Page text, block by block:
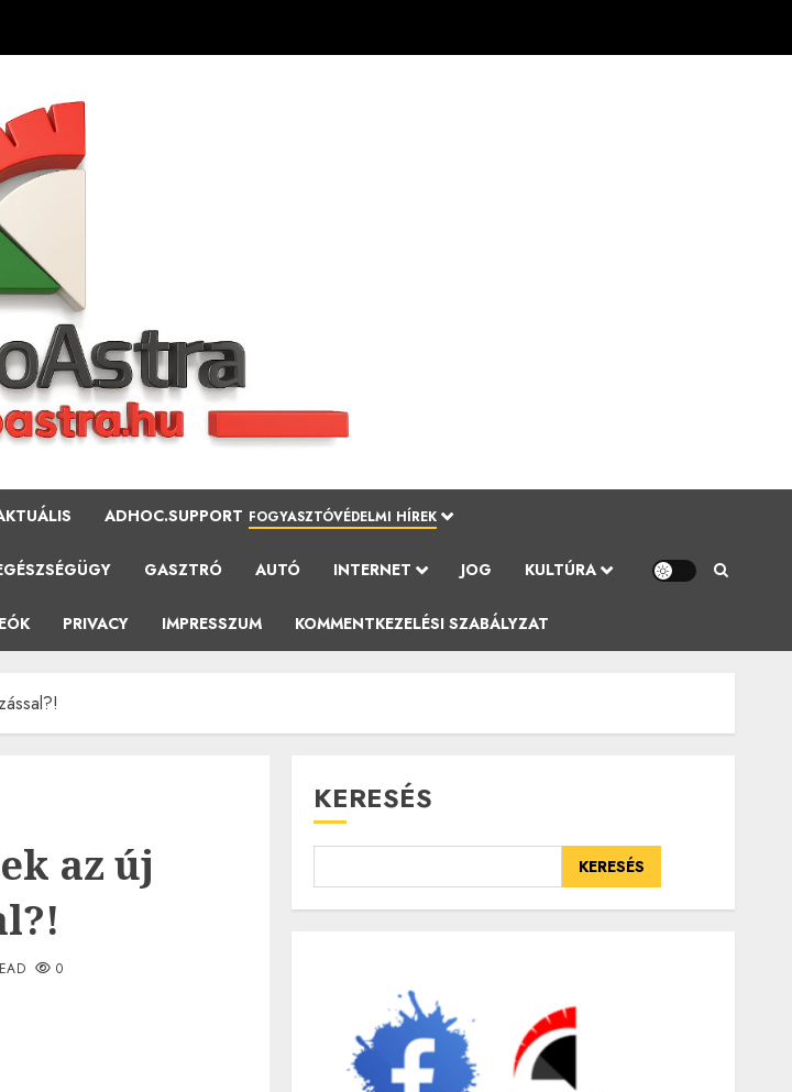
ADHOC.SUPPORT FOGYASZTÓVÉDELMI HÍREK
GASZTRÓ AUTÓ INTERNET JOG KULTÚRA
PRIVACY IMPRESSZUM KOMMENTKEZELÉSI SZABÁLYZAT
az új
0
KERESÉS
KERESÉS